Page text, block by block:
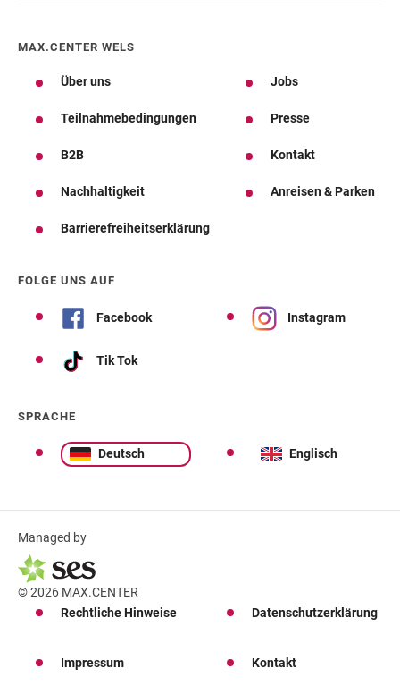
MAX.CENTER WELS
Über uns Jobs
Teilnahmebedingungen Presse
B2B Kontakt
Nachhaltigkeit Anreisen & Parken
Barrierefreiheitserklärung
FOLGE UNS AUF
Facebook Instagram
Tik Tok
SPRACHE
Deutsch Englisch
Managed by
© 2026 MAX.CENTER
Rechtliche Hinweise
Datenschutzerklärung
Impressum Kontakt